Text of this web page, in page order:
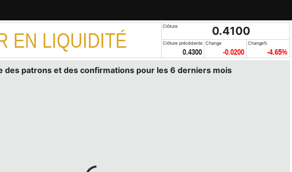
EN LIQUIDITÉ
Clôture 0.4100
Clôture précédente
0.4300
Change
-0.0200
Change%
-4.65%
des patrons et des confirmations pour les 6 derniers mois